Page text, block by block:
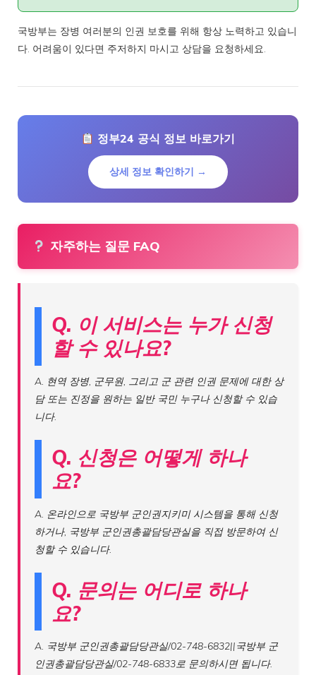
국방부는 장병 여러분의 인권 보호를 위해 항상 노력하고 있습니
다. 어려움이 있다면 주저하지 마시고 상담을 요청하세요.
정부24 공식 정보 바로가기
상세 정보 확인하기 →
자주하는 질문 FAQ
Q. 이 서비스는 누가 신청
할 수 있나요?
A. 현역 장병, 군무원, 그리고 군 관련 인권 문제에 대한 상
담 또는 진정을 원하는 일반 국민 누구나 신청할 수 있습
니다.
Q. 신청은 어떻게 하나
요?
A. 온라인으로 국방부 군인권지키미 시스템을 통해 신청
하거나, 국방부 군인권총괄담당관실을 직접 방문하여 신
청할 수 있습니다.
Q. 문의는 어디로 하나
요?
A. 국방부 군인권총괄담당관실/02-748-6832||국방부 군
인권총괄담당관실/02-748-6833로 문의하시면 됩니다.